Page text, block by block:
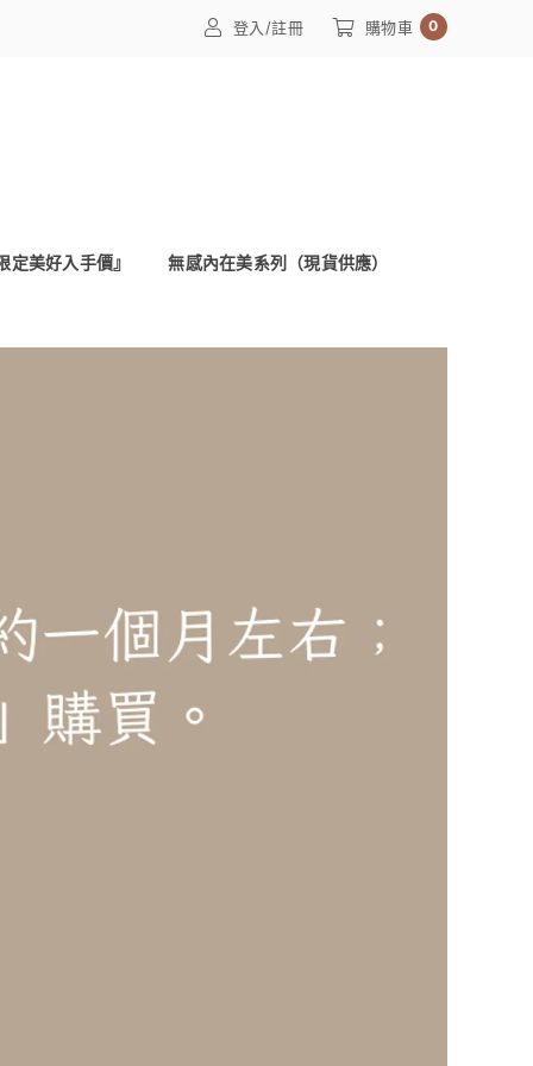
登入/註冊 購物車 0
定美好入手價』 無感內在美系列（現貨供應）